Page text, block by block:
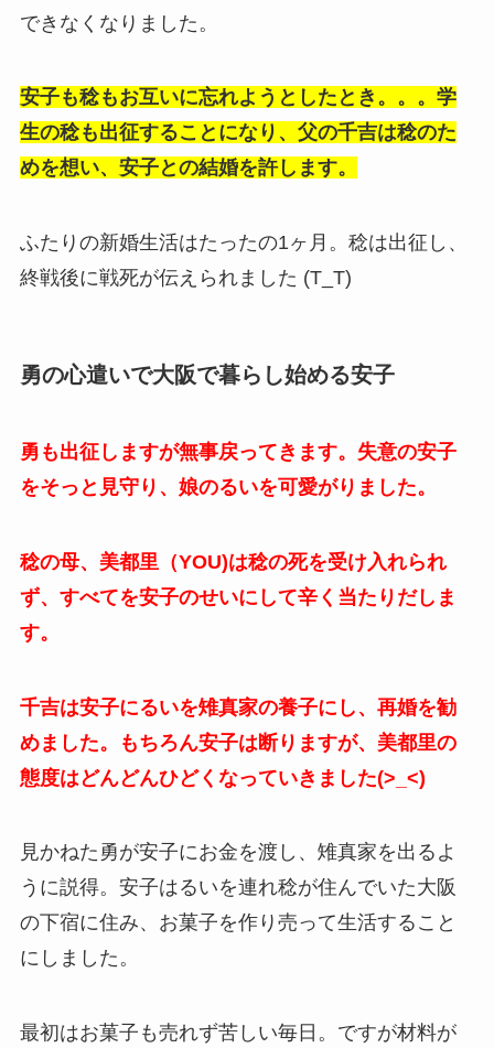
できなくなりました。
安子も稔もお互いに忘れようとしたとき。。。学
生の稔も出征することになり、父の千吉は稔のた
めを想い、安子との結婚を許します。
ふたりの新婚生活はたったの1ヶ月。稔は出征し、
終戦後に戦死が伝えられました (T_T)
勇の心遣いで大阪で暮らし始める安子
勇も出征しますが無事戻ってきます。失意の安子
をそっと見守り、娘のるいを可愛がりました。
稔の母、美都里（YOU)は稔の死を受け入れられ
ず、すべてを安子のせいにして辛く当たりだしま
す。
千吉は安子にるいを雉真家の養子にし、再婚を勧
めました。もちろん安子は断りますが、美都里の
態度はどんどんひどくなっていきました(>_<)
見かねた勇が安子にお金を渡し、雉真家を出るよ
うに説得。安子はるいを連れ稔が住んでいた大阪
の下宿に住み、お菓子を作り売って生活すること
にしました。
最初はお菓子も売れず苦しい毎日。ですが材料が